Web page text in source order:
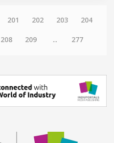
201 202 203 204
208 209 ... 277